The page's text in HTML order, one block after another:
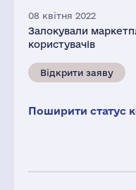
08 квітня 2022
Залокували
користувачів
Відкрити заяву
Поширити статус